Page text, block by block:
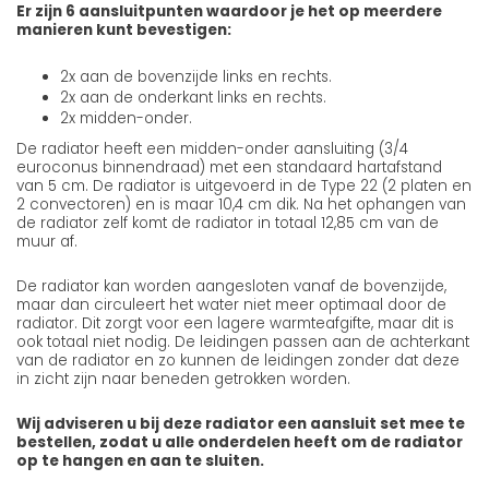
Er zijn 6 aansluitpunten waardoor je het op meerdere
manieren kunt bevestigen:
2x aan de bovenzijde links en rechts.
2x aan de onderkant links en rechts.
2x midden-onder.
De radiator heeft een midden-onder aansluiting (3/4
euroconus binnendraad) met een standaard hartafstand
van 5 cm. De radiator is uitgevoerd in de Type 22 (2 platen en
2 convectoren) en is maar 10,4 cm dik. Na het ophangen van
de radiator zelf komt de radiator in totaal 12,85 cm van de
muur af.
De radiator kan worden aangesloten vanaf de bovenzijde,
maar dan circuleert het water niet meer optimaal door de
radiator. Dit zorgt voor een lagere warmteafgifte, maar dit is
ook totaal niet nodig. De leidingen passen aan de achterkant
van de radiator en zo kunnen de leidingen zonder dat deze
in zicht zijn naar beneden getrokken worden.
Wij adviseren u bij deze radiator een aansluit set mee te
bestellen, zodat u alle onderdelen heeft om de radiator
op te hangen en aan te sluiten.